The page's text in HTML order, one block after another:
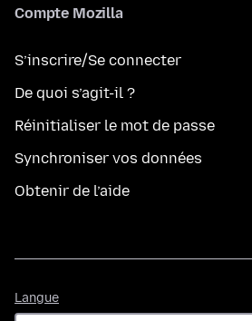
Compte Mozilla
S’inscrire/Se connecter
De quoi s’agit-il ?
Réinitialiser le mot de passe
Synchroniser vos données
Obtenir de l’aide
Langue